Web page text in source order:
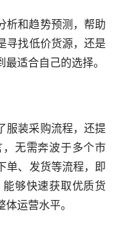
析和趋势预测，帮助
寻找低价货源，还是
适合自己的选择。
服装采购流程，还提
无需奔波于多个市
单、发货等流程，即
够快速获取优质货
运营水平。